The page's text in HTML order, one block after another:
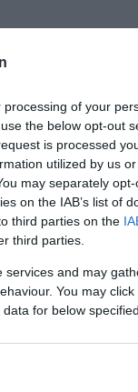
of your
the below opt-out
is processed
utilized by us
may separately
on the IAB’s list of
third parties on the
third parties.
services and may
You may
for below
kivívott,
nyelvezetet
a
a Fellini
előadásban
részletek